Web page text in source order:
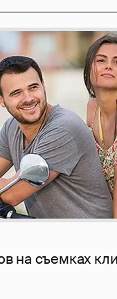
на съемках